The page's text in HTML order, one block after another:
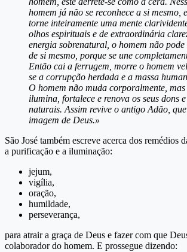
homem já não se reconhece a si mesmo,
torne inteiramente uma mente
olhos espirituais e de extraordinária
energia sobrenatural, o homem não
de si mesmo, porque se une
Então cai a ferrugem, morre o homem
se a corrupção herdada e a massa
O homem não muda corporalmente,
ilumina, fortalece e renova os seus dons
naturais. Assim revive o antigo Adão,
imagem de Deus.»
São José também escreve acerca dos remédios
a purificação e a iluminação:
jejum,
vigília,
oração,
humildade,
perseverança,
para atrair a graça de Deus e fazer com que
colaborador do homem. E prossegue dizendo: